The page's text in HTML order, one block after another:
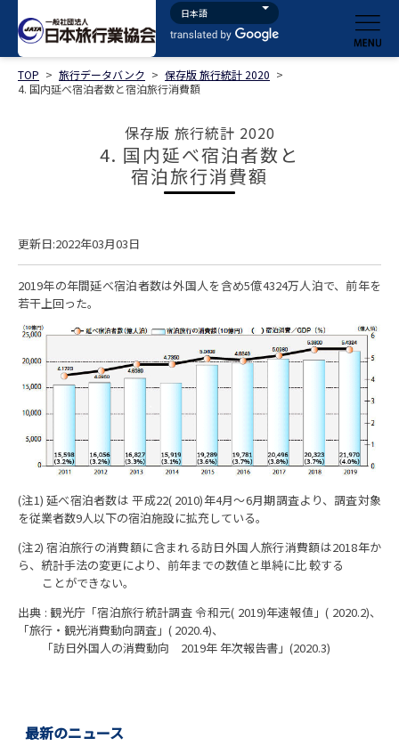
TOP > 旅行データバンク > 保存版 旅行統計 2020 >
4. 国内延べ宿泊者数と宿泊旅行消費額
保存版 旅行統計 2020
4. 国内延べ宿泊者数と
宿泊旅行消費額
更新日:2022年03月03日
2019年の年間延べ宿泊者数は外国人を含め5億4324万人泊で、前年を
若干上回った。
(注1) 延べ宿泊者数は 平成22( 2010)年4月～6月期調査より、調査対象
を従業者数9人以下の宿泊施設に拡充している。
(注2) 宿泊旅行の消費額に含まれる訪日外国人旅行消費額は2018年か
ら、統計手法の変更により、前年までの数値と単純に比 較する
ことができない。
出典 : 観光庁「宿泊旅行統計調査 令和元( 2019)年速報値」( 2020.2)、
「旅行・観光消費動向調査」( 2020.4)、
「訪日外国人の消費動向 2019年 年次報告書」(2020.3)
最新のニュース